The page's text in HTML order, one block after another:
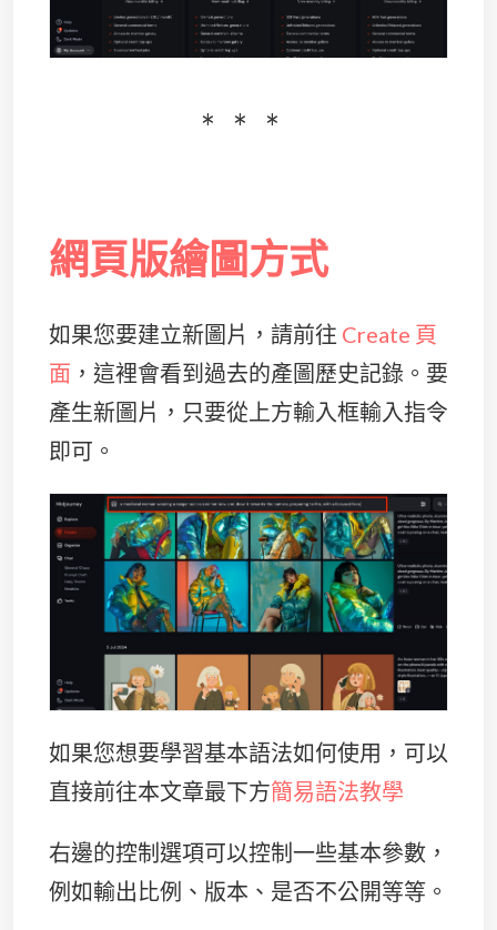
網頁版繪圖方式
如果您要建立新圖片，請前往 Create 頁
面 ，這裡會看到過去的產圖歷史記錄。要
產生新圖片，只要從上方輸入框輸入指令
即可。
如果您想要學習基本語法如何使用，可以
直接前往本文章最下方簡易語法教學
右邊的控制選項可以控制一些基本參數，
例如輸出比例、版本、是否不公開等等。